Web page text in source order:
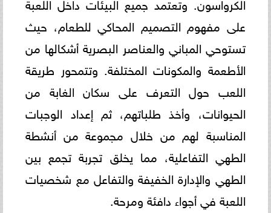
على مفهوم التصميم المحاكي للطعام، حيث
تستوحي المباني والعناصر البصرية أشكالها من
الأطعمة والمكونات المختلفة. وتتمحور طريقة
اللعب حول التعرف على سكان الغابة من
الحيوانات، وأخذ طلباتهم، ثم إعداد الوجبات
المناسبة لهم من خلال مجموعة من أنشطة
الطهي التفاعلية، مما يخلق تجربة تجمع بين
الطهي والإدارة الخفيفة والتفاعل مع شخصيات
اللعبة في أجواء دافئة ومرحة.